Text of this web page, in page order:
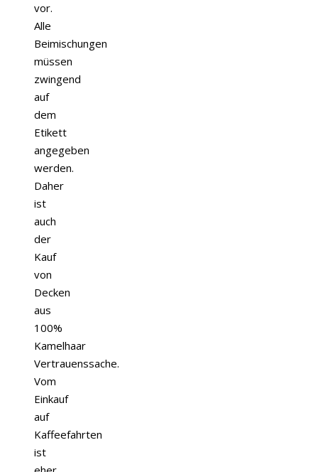
vor.
Alle
Beimischungen
müssen
zwingend
auf
dem
Etikett
angegeben
werden.
Daher
ist
auch
der
Kauf
von
Decken
aus
100%
Kamelhaar
Vertrauenssache.
Vom
Einkauf
auf
Kaffeefahrten
ist